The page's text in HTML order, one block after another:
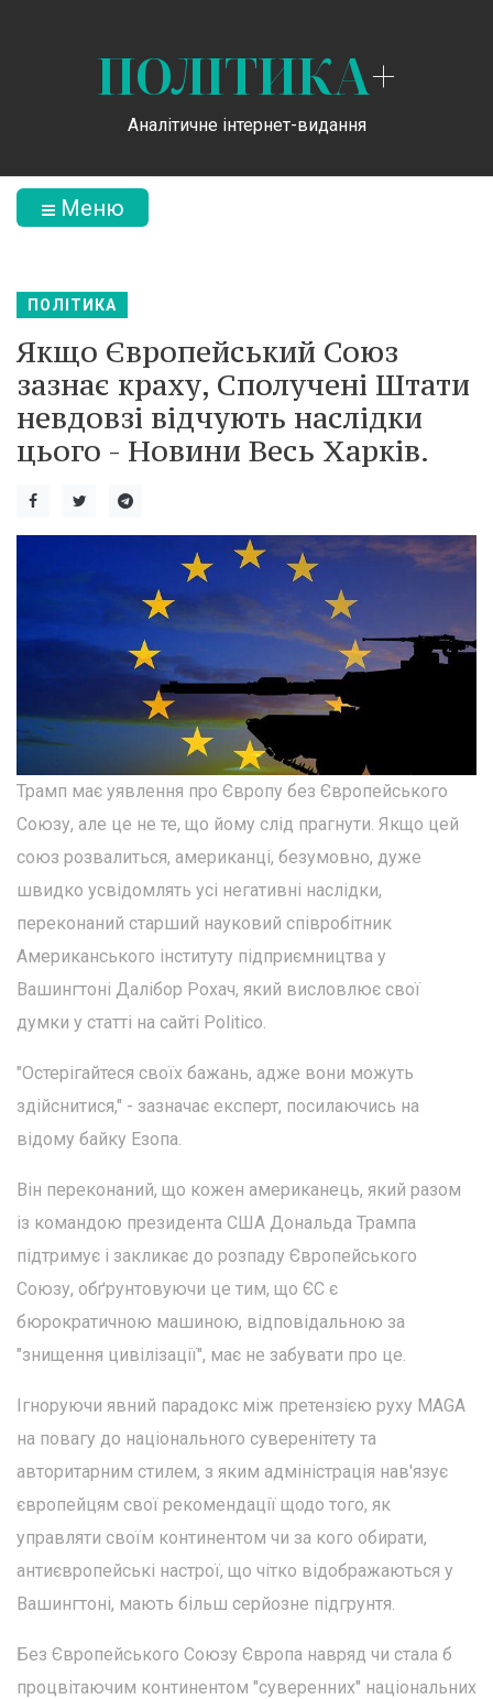
ПОЛІТИКА+
Аналітичне інтернет-видання
Меню
ПОЛІТИКА
Якщо Європейський Союз
зазнає краху, Сполучені Штати
невдовзі відчують наслідки
цього - Новини Весь Харків.
Трамп має уявлення про Європу без Європейського
Союзу, але це не те, що йому слід прагнути. Якщо цей
союз розвалиться, американці, безумовно, дуже
швидко усвідомлять усі негативні наслідки,
переконаний старший науковий співробітник
Американського інституту підприємництва у
Вашингтоні Далібор Рохач, який висловлює свої
думки у статті на сайті Politico.
"Остерігайтеся своїх бажань, адже вони можуть
здійснитися," - зазначає експерт, посилаючись на
відому байку Езопа.
Він переконаний, що кожен американець, який разом
із командою президента США Дональда Трампа
підтримує і закликає до розпаду Європейського
Союзу, обґрунтовуючи це тим, що ЄС є
бюрократичною машиною, відповідальною за
"знищення цивілізації", має не забувати про це.
Ігноруючи явний парадокс між претензією руху MAGA
на повагу до національного суверенітету та
авторитарним стилем, з яким адміністрація нав'язує
європейцям свої рекомендації щодо того, як
управляти своїм континентом чи за кого обирати,
антиєвропейські настрої, що чітко відображаються у
Вашингтоні, мають більш серйозне підгрунтя.
Без Європейського Союзу Європа навряд чи стала б
процвітаючим континентом "суверенних" національних